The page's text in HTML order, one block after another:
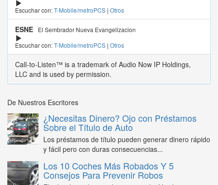
Escuchar con:T-Mobile/metroPCS | Otros
ESNE
El Sembrador Nueva Evangelizacion
Escuchar con:T-Mobile/metroPCS | Otros
Call-to-Listen™ is a trademark of Audio Now IP Holdings,
LLC and is used by permission.
De Nuestros Escritores
¿Necesitas Dinero? Ojo con Préstamos
Sobre el Título de Auto
Los préstamos de título pueden generar dinero rápido
y fácil pero con duras consecuencias...
Los 10 Coches Más Robados Y 5
Consejos Para Prevenir Robos